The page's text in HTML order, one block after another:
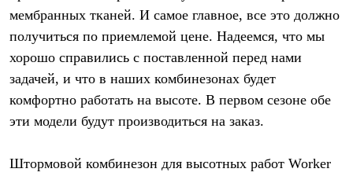
мембранных тканей. И самое главное, все это должно
получиться по приемлемой цене. Надеемся, что мы
хорошо справились с поставленной перед нами
задачей, и что в наших комбинезонах будет
комфортно работать на высоте. В первом сезоне обе
эти модели будут производиться на заказ.
Штормовой комбинезон для высотных работ Worker